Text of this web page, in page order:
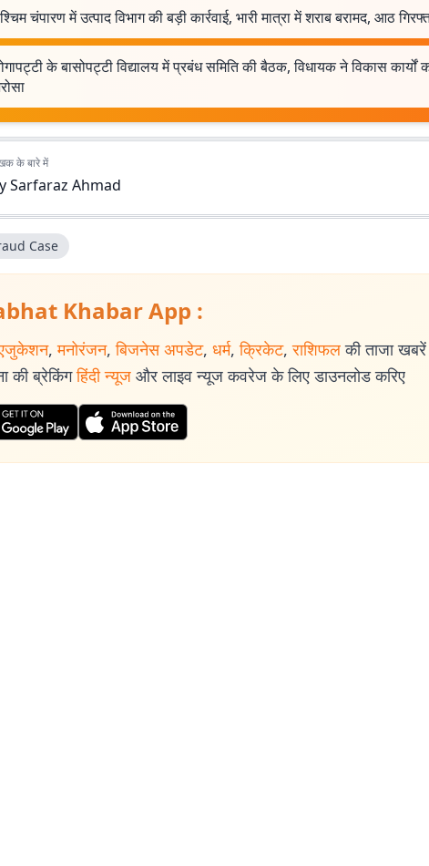
चंपारण में उत्पाद विभाग की बड़ी कार्रवाई, भारी मात्रा में शराब बरामद, आठ
के बासोपट्टी विद्यालय में प्रबंध समिति की बैठक, विधायक ने विकास कार्यों
के बारे में
Sarfaraz Ahmad
Case
Khabar App :
, मनोरंजन, बिजनेस अपडेट, धर्म, क्रिकेट, राशिफल की ताजा
की ब्रेकिंग हिंदी न्यूज और लाइव न्यूज कवरेज के लिए डाउनलोड करिए